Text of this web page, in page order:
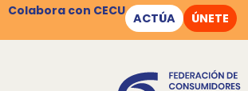
Colabora con CECU ACTÚA ÚNETE